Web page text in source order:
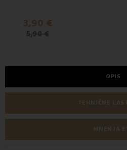
3,90 €
5,90 €
OPIS
TEHNIČNE
MNENJA